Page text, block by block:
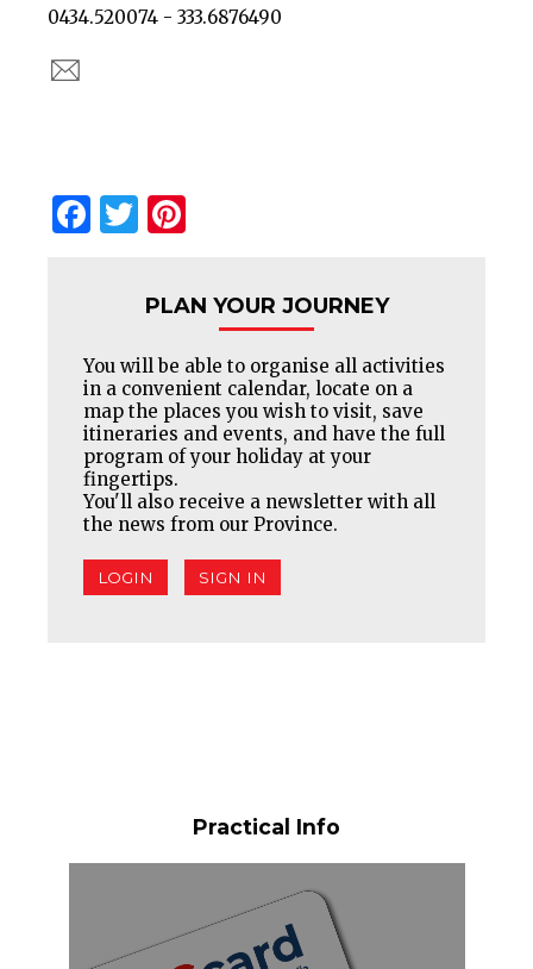
0434.520074 - 333.6876490
Facebook
Twitter
PLAN YOUR JOURNEY
You will be able to organise all activities
in a convenient calendar, locate on a
map the places you wish to visit, save
itineraries and events, and have the full
program of your holiday at your
fingertips.
You'll also receive a newsletter with all
the news from our Province.
LOGIN SIGN IN
Practical Info